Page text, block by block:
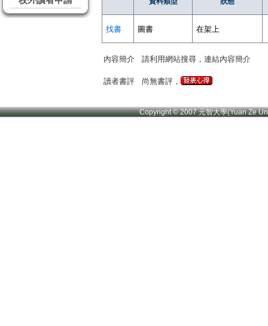
找書 圖書 在架上
內容簡介 請利用網站搜尋，連結內容簡介
讀者書評 尚無書評，
Copyright © 2007 元智大學(Yuan Ze